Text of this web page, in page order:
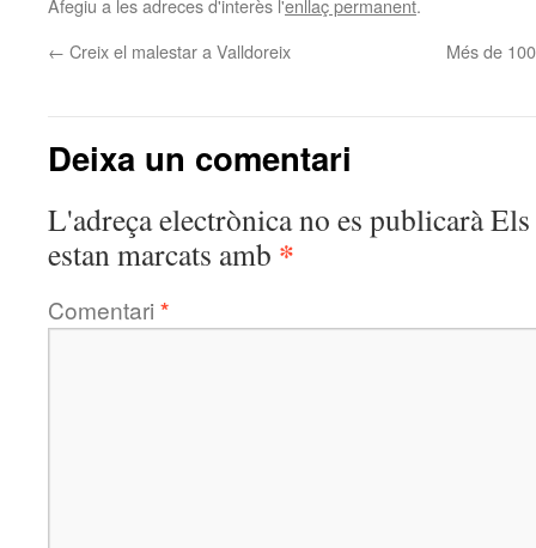
Afegiu a les adreces d'interès l'enllaç permanent.
← Creix el malestar a Valldoreix Més de
Deixa un comentari
L'adreça electrònica no es publicaràEls
estan marcats amb *
Comentari *